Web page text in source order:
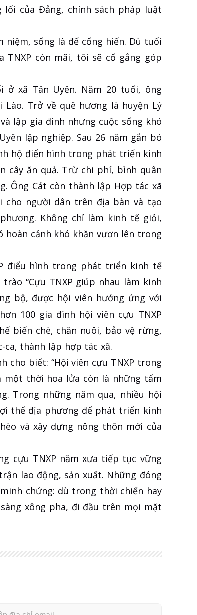
của Đảng, chính sách pháp luật
niệm, sống là để cống hiến. Dù tuổi
còn mãi, tôi sẽ cố gắng góp
ở xã Tân Uyên. Năm 20 tuổi, ông
Trở về quê hương là huyện Lý
lập gia đình nhưng cuộc sống khó
lập nghiệp. Sau 26 năm gắn bó
hộ điển hình trong phát triển kinh
cây ăn quả. Trừ chi phí, bình quân
Ông Cát còn thành lập Hợp tác xã
cho người dân trên địa bàn và tạo
Không chỉ làm kinh tế giỏi,
hoàn cảnh khó khăn vươn lên trong
điểu hình trong phát triển kinh tế
“Cựu TNXP giúp nhau làm kinh
bộ, được hội viên hưởng ứng với
100 gia đình hội viên cựu TNXP
biến chè, chăn nuôi, bảo vệ rừng,
ca, thành lập hợp tác xã.
cho biết: “Hội viên cựu TNXP trong
một thời hoa lửa còn là những tấm
Trong những năm qua, nhiều hội
thế địa phương để phát triển kinh
và xây dựng nông thôn mới của
cựu TNXP năm xưa tiếp tục vững
lao động, sản xuất. Những đóng
chứng: dù trong thời chiến hay
xông pha, đi đầu trên mọi mặt